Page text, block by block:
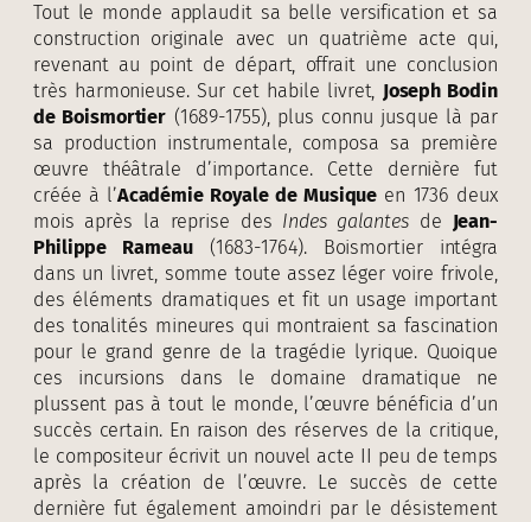
Tout le monde applaudit sa belle versification et sa
construction originale avec un quatrième acte qui,
revenant au point de départ, offrait une conclusion
très harmonieuse. Sur cet habile livret, Joseph Bodin
de Boismortier (1689-1755), plus connu jusque là par
sa production instrumentale, composa sa première
œuvre théâtrale d’importance. Cette dernière fut
créée à l’Académie Royale de Musique en 1736 deux
mois après la reprise des Indes galantesde Jean-
Philippe Rameau(1683-1764). Boismortier intégra
dans un livret, somme toute assez léger voire frivole,
des éléments dramatiques et fit un usage important
des tonalités mineures qui montraient sa fascination
pour le grand genre de la tragédie lyrique. Quoique
ces incursions dans le domaine dramatique ne
plussent pas à tout le monde, l’œuvre bénéficia d’un
succès certain. En raison des réserves de la critique,
le compositeur écrivit un nouvel acte II peu de temps
après la création de l’œuvre. Le succès de cette
dernière fut également amoindri par le désistement